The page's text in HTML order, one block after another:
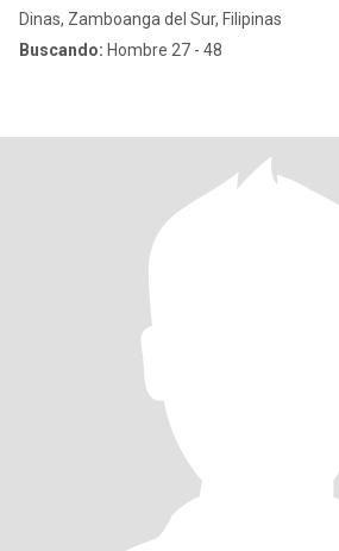
Dinas, Zamboanga del Sur, Filipinas
Buscando: Hombre 27 - 48